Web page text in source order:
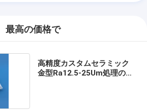
最高の価格で
高精度カスタムセラミック
金型Ra12.5-25Um処理の簡